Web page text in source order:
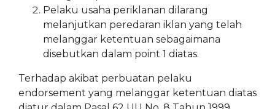
Pelaku usaha periklanan dilarang
melanjutkan peredaran iklan yang telah
melanggar ketentuan sebagaimana
disebutkan dalam point 1 diatas.
Terhadap akibat perbuatan pelaku
endorsement yang melanggar ketentuan diatas